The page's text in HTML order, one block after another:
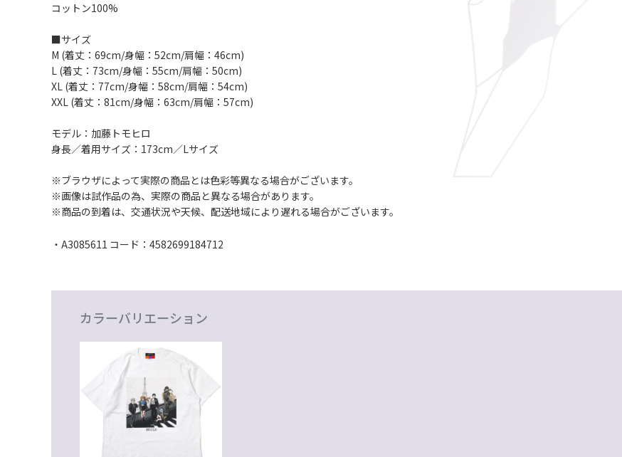
コットン100%
■サイズ
M (着丈：69cm/身幅：52cm/肩幅：46cm)
L (着丈：73cm/身幅：55cm/肩幅：50cm)
XL (着丈：77cm/身幅：58cm/肩幅：54cm)
XXL (着丈：81cm/身幅：63cm/肩幅：57cm)
モデル：加藤トモヒロ
身長／着用サイズ：173cm／Lサイズ
※ブラウザによって実際の商品とは色彩等異なる場合がございます。
※画像は試作品の為、実際の商品と異なる場合があります。
※商品の到着は、交通状況や天候、配送地域により遅れる場合がございます。
・A3085611 コード：4582699184712
カラーバリエーション